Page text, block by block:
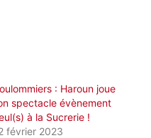
: Haroun joue
spectacle évènement
à la Sucrerie !
février 2023